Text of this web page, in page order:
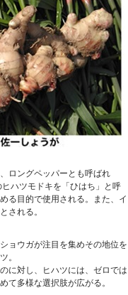
ロングペッパーとも呼ばれ
ハツモドキを「ひはち」と呼
る目的で使用される。また、イ
される。
ョウガが注目を集めその地位を
。
に対し、ヒハツには、ゼロでは
て多様な選択肢が広がる。